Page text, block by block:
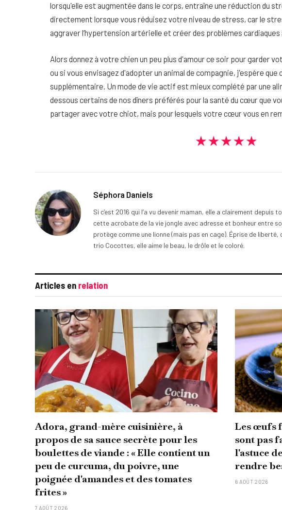
lorsqu'elle est augmentée dans le corps, entraîne une réduction du
directement lorsque vous réduisez votre niveau de stress, car le
aggraver l’hypertension artérielle et créer des problèmes cardiaques
Alors donnez à votre chien un peu plus d'amour ce soir pour garder
ou si vous envisagez d'adopter un animal de compagnie, j'espère que
supplémentaire. Un mode de vie actif est mieux complété par une
dessous certains de nos dîners préférés pour la santé du cœur que
partager avec votre chiot, mais pour lesquels votre cœur vous en
★★★★★
Séphora Daniels
Si c’est 2016 qui l’a vu devenir maman, elle a clairement depuis
cette acrobate de la vie jongle avec adresse et bonheur entre
protège comme une lionne (mais pas en cage). Éprise de
trio Cocottes, elle aime le beau, le drôle et le coloré.
Articles en relation
Adora, grand-mère cuisinière, à
propos de sa sauce secrète pour les
boulettes de viande : « Elle contient un
peu de curcuma, du poivre, une
poignée d'amandes et des tomates
frites »
7 AOÛT 2026
Les œufs
sont pas
l'astuce
rendre
6 AOÛT 2026